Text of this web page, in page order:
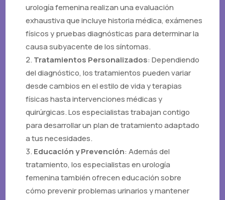
urología femenina realizan una evaluación
exhaustiva que incluye historia médica, exámenes
físicos y pruebas diagnósticas para determinar la
causa subyacente de los síntomas.
Tratamientos Personalizados: Dependiendo
del diagnóstico, los tratamientos pueden variar
desde cambios en el estilo de vida y terapias
físicas hasta intervenciones médicas y
quirúrgicas. Los especialistas trabajan contigo
para desarrollar un plan de tratamiento adaptado
a tus necesidades.
Educación y Prevención: Además del
tratamiento, los especialistas en urología
femenina también ofrecen educación sobre
cómo prevenir problemas urinarios y mantener